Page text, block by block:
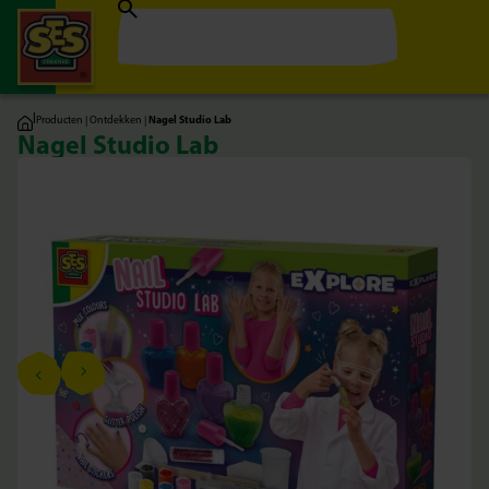
|Producten |Ontdekken | Nagel Studio Lab
Nagel Studio Lab